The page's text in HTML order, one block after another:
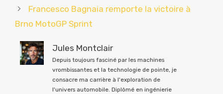
Francesco Bagnaia remporte la victoire à
Brno MotoGP Sprint
Jules Montclair
Depuis toujours fasciné par les machines
vrombissantes et la technologie de pointe, je
consacre ma carrière à l'exploration de
l'univers automobile. Diplômé en ingénierie